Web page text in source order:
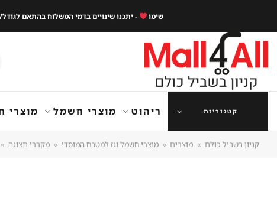
content
שימו - יתכנו שינויים בדמי המשלוח בהתאם
קטגוריות ריהוט מוצרי חשמל מוצרי
קניון בשביל כולם » מוצרים » מוצרי חשמל וגז למטבח המוסדי » מקררי תצוגה »